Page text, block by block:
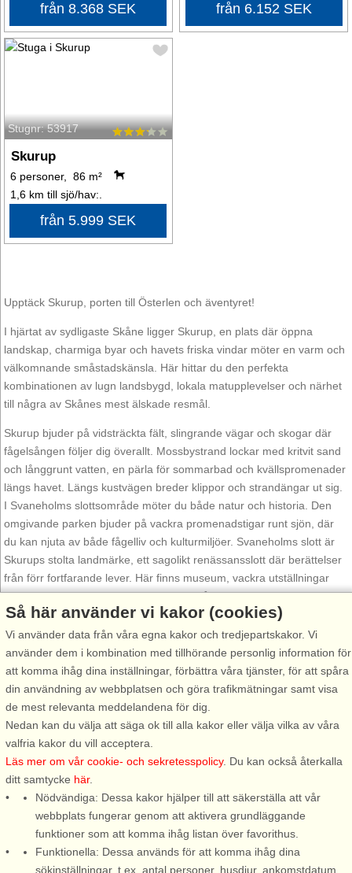
från 8.368 SEK från 6.152 SEK
Stugnr: 53917
Skurup
6 personer, 86 m²
1,6 km till sjö/hav:.
från 5.999 SEK
Upptäck Skurup, porten till Österlen och äventyret!
I hjärtat av sydligaste Skåne ligger Skurup, en plats där öppna
landskap, charmiga byar och havets friska vindar möter en varm och
välkomnande småstadskänsla. Här hittar du den perfekta
kombinationen av lugn landsbygd, lokala matupplevelser och närhet
till några av Skånes mest älskade resmål.
Skurup bjuder på vidsträckta fält, slingrande vägar och skogar där
fågelsången följer dig överallt. Mossbystrand lockar med kritvit sand
och långgrunt vatten, en pärla för sommarbad och kvällspromenader
längs havet. Längs kustvägen breder klippor och strandängar ut sig.
I Svaneholms slottsområde möter du både natur och historia. Den
omgivande parken bjuder på vackra promenadstigar runt sjön, där
du kan njuta av både fågelliv och kulturmiljöer. Svaneholms slott är
Skurups stolta landmärke, ett sagolikt renässansslott där berättelser
från förr fortfarande lever. Här finns museum, vackra utställningar
och en atmosfär som tar dig hundratals år tillbaka i tiden.
Skurups små byar, som Rydsgård, Skivarp och Källesjö, bjuder på
charmiga gårdsbutiker, hantverk och lokala delikatesser som gör
varje besök till en härlig upplevelse. Skurup är ett paradis för den
som älskar närproducerat. Här finns allt från färska grönsaker till
prisbelönta ostar. Här finns också restauranger med genuin skånsk
matkultur, liksom små mysiga fik där du kan njuta av hembakat och
en kopp kaffe i lugn och ro.
Med sina många cykelvägar, vandringsleder och naturområden är
Skurup en idealisk plats för den som vill uppleva Sydskåne på nära
håll. Här kan du cykla genom böljande landskap eller vandra längs
kuststräckor. Varför inte prova fiskelyckan eller paddla i en stilla sjö.
Här finns också golfmöjligheter i natursköna miljöer. Skurup ligger
strategiskt nära både Malmö, Ystad och Österlen – mitt i hjärtat av
Så här använder vi kakor (cookies)
Vi använder data från våra egna kakor och tredjepartskakor. Vi
använder dem i kombination med tillhörande personlig information för
att komma ihåg dina inställningar, förbättra våra tjänster, för att spåra
din användning av webbplatsen och göra trafikmätningar samt visa
de mest relevanta meddelandena för dig.
Nedan kan du välja att säga ok till alla kakor eller välja vilka av våra
valfria kakor du vill acceptera.
Läs mer om vår cookie- och sekretesspolicy. Du kan också återkalla
ditt samtycke här.
Nödvändiga: Dessa kakor hjälper till att säkerställa att vår
webbplats fungerar genom att aktivera grundläggande
funktioner som att komma ihåg listan över favorithus.
Funktionella: Dessa används för att komma ihåg dina
sökinställningar, t.ex. antal personer, husdjur, ankomstdatum